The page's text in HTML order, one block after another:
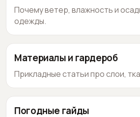
Почему ветер, влажность и
одежды.
Материалы и гардероб
Прикладные статьи про слои,
Погодные гайды